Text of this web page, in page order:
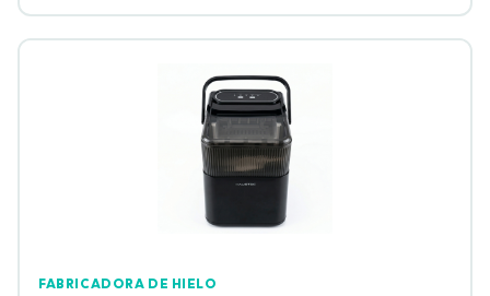
FABRICADORA DE HIELO